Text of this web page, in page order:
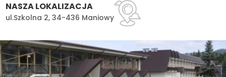
NASZA LOKALIZACJA
ul.Szkolna 2, 34-436 Maniowy